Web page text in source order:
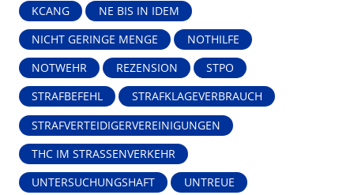
KCANG NE BIS IN IDEM
NICHT GERINGE MENGE NOTHILFE
NOTWEHR REZENSION STPO
STRAFBEFEHL STRAFKLAGEVERBRAUCH
STRAFVERTEIDIGERVEREINIGUNGEN
THC IM STRASSENVERKEHR
UNTERSUCHUNGSHAFT UNTREUE